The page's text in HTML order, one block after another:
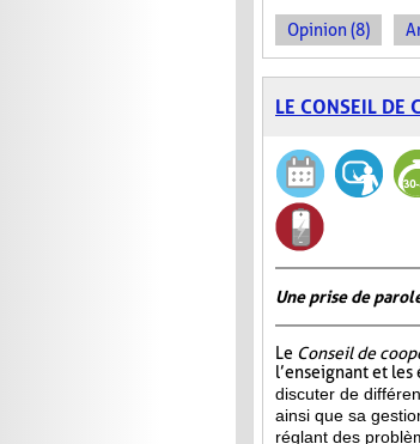
Opinion (8)
LE CONSEIL DE
Une prise de
Le Conseil de
l’enseignant et les
discuter de
ainsi que sa
réglant des